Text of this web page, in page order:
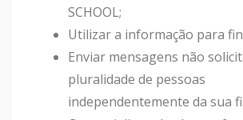
SCHOOL;
Utilizar a informação para
Enviar mensagens não
pluralidade de pessoas
independentemente da sua